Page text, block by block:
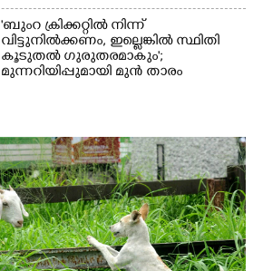
'ബുംറ ക്രിക്കറ്റിൽ നിന്ന്
വിട്ടുനിൽക്കണം, ഇല്ലെങ്കിൽ സ്ഥിതി
കൂടുതൽ ഗുരുതരമാകും';
മുന്നറിയിപ്പുമായി മുൻ താരം